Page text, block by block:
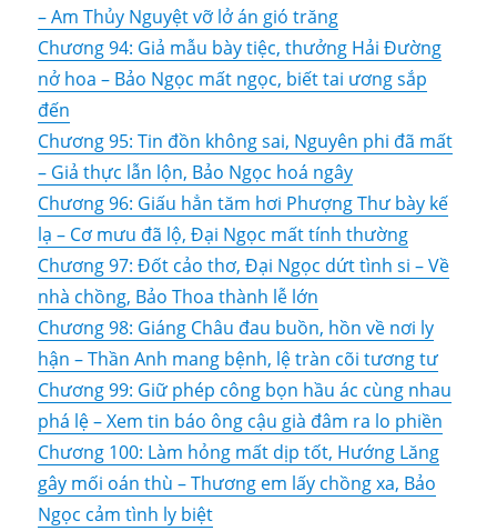
– Am Thủy Nguyệt vỡ lở án gió trăng
Chương 94: Giả mẫu bày tiệc, thưởng Hải Đường
nở hoa – Bảo Ngọc mất ngọc, biết tai ương sắp
đến
Chương 95: Tin đồn không sai, Nguyên phi đã mất
– Giả thực lẫn lộn, Bảo Ngọc hoá ngây
Chương 96: Giấu hẳn tăm hơi Phượng Thư bày kế
lạ – Cơ mưu đã lộ, Đại Ngọc mất tính thường
Chương 97: Đốt cảo thơ, Đại Ngọc dứt tình si – Về
nhà chồng, Bảo Thoa thành lễ lớn
Chương 98: Giáng Châu đau buồn, hồn về nơi ly
hận – Thần Anh mang bệnh, lệ tràn cõi tương tư
Chương 99: Giữ phép công bọn hầu ác cùng nhau
phá lệ – Xem tin báo ông cậu già đâm ra lo phiền
Chương 100: Làm hỏng mất dịp tốt, Hướng Lăng
gây mối oán thù – Thương em lấy chồng xa, Bảo
Ngọc cảm tình ly biệt